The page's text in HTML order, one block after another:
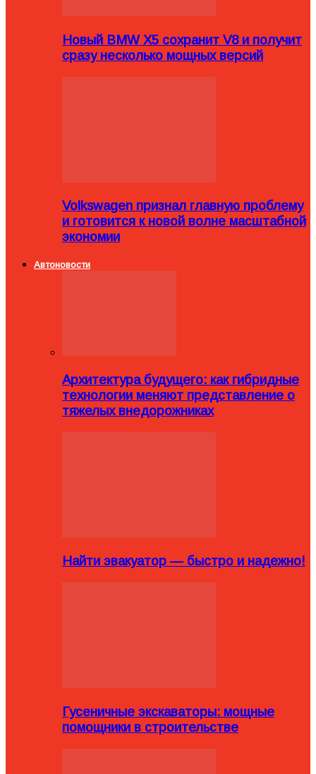
Новый BMW X5 сохранит V8 и получит
сразу несколько мощных версий
Volkswagen признал главную проблему
и готовится к новой волне масштабной
экономии
Автоновости
Архитектура будущего: как гибридные
технологии меняют представление о
тяжелых внедорожниках
Найти эвакуатор — быстро и надежно!
Гусеничные экскаваторы: мощные
помощники в строительстве